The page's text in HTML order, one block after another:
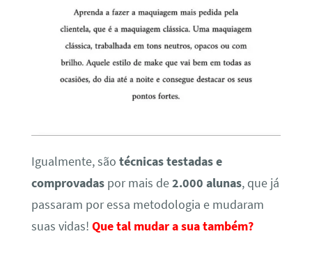
Igualmente, são técnicas testadas e
comprovadaspor mais de2.000 alunas, que já
passaram por essa metodologia e mudaram
suas vidas! Que tal mudar a sua também?